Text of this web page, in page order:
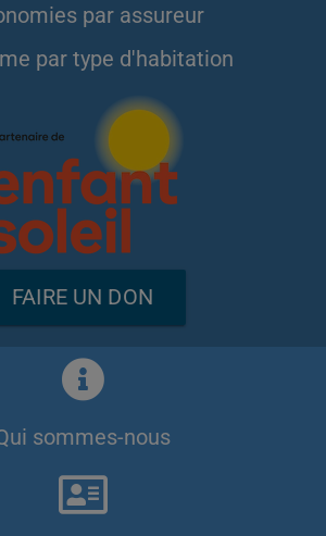
par assureur
par type d'habitation
FAIRE UN DON
sommes-nous